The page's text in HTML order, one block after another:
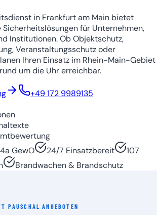
in Frankfurt am Main bietet
für Unternehmen,
Institutionen. Ob Objektschutz,
Veranstaltungsschutz oder
Ihren Einsatz im Rhein-Main-Gebiet
um die Uhr erreichbar.
+49 172 9989135
GewO
24/7 Einsatzbereit
107
Brandwachen & Brandschutz
PAUSCHAL ANGEBOTEN